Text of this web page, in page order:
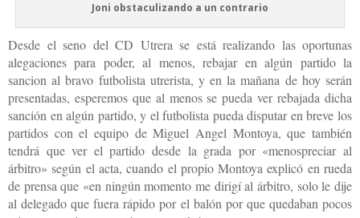
Joni obstaculizando a un contrario
Desde el seno del CD Utrera se está realizando las oportunas
alegaciones para poder, al menos, rebajar en algún partido la
sancion al bravo futbolista utrerista, y en la mañana de hoy serán
presentadas, esperemos que al menos se pueda ver rebajada dicha
sanción en algún partido, y el futbolista pueda disputar en breve los
partidos con el equipo de Miguel Angel Montoya, que también
tendrá que ver el partido desde la grada por «menospreciar al
árbitro» según el acta, cuando el propio Montoya explicó en rueda
de prensa que «en ningún momento me dirigí al árbitro, solo le dije
al delegado que fuera rápido por el balón por que quedaban pocos